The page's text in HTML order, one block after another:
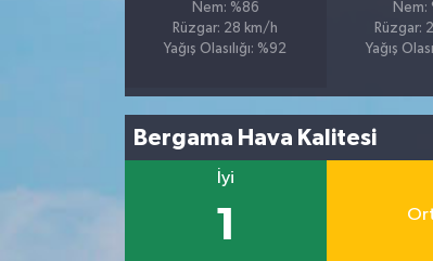
Nem: %86
Rüzgar: 28 km/h
Yağış Olasılığı: %92
Nem:
Rüzgar:
Yağış
Bergama Hava Kalitesi
İyi
1